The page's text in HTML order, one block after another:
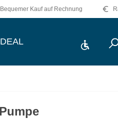
Bequemer Kauf auf Rechnung
DEAL